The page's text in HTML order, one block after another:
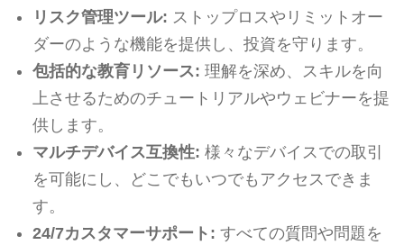
リスク管理ツール: ストップロスやリミットオー
ダーのような機能を提供し、投資を守ります。
包括的な教育リソース: 理解を深め、スキルを向
上させるためのチュートリアルやウェビナーを提
供します。
マルチデバイス互換性: 様々なデバイスでの取引
を可能にし、どこでもいつでもアクセスできま
す。
24/7カスタマーサポート: すべての質問や問題を